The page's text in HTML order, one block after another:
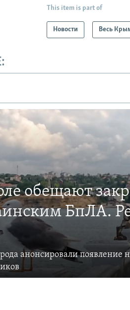
This item is part of
Новости Весь
обещают
БпЛА.
анонсировали появление